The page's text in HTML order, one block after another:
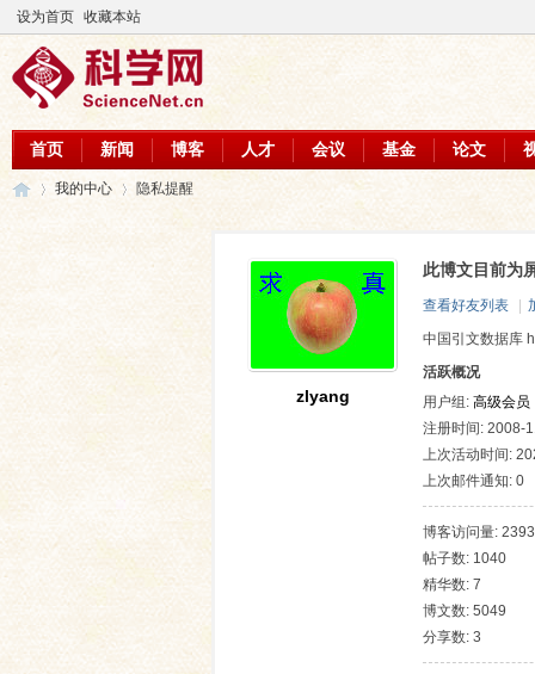
设为首页 收藏本站
首页 新闻 博客 人才 会议 基金 论文
我的中心 隐私提醒
zlyang
此博文目前为
查看好友列表
中国引文数据库
活跃概况
用户组: 高级会员
注册时间: 2008-
上次活动时间:
上次邮件通知: 0
博客访问量:
帖子数: 1040
精华数: 7
博文数: 5049
分享数: 3